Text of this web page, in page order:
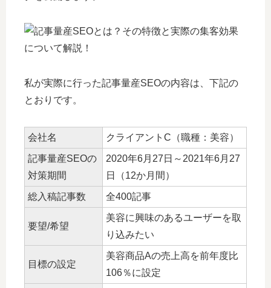
私が実際に行った記事量産SEOの内容は、下記の
とおりです。
会社名 クライアントC（職種：美容）
記事量産SEOの
対策期間
2020年6月27日～2021年6月27
日（12か月間）
総入稿記事数 全400記事
要望/希望
美容に興味のあるユーザーを取
り込みたい
目標の設定
美容商品Aの売上高を前年度比
106％に設定